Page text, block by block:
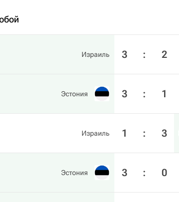
Израиль 3 : 2
Эстония 3 : 1
Израиль 1 : 3
Эстония 3 : 0